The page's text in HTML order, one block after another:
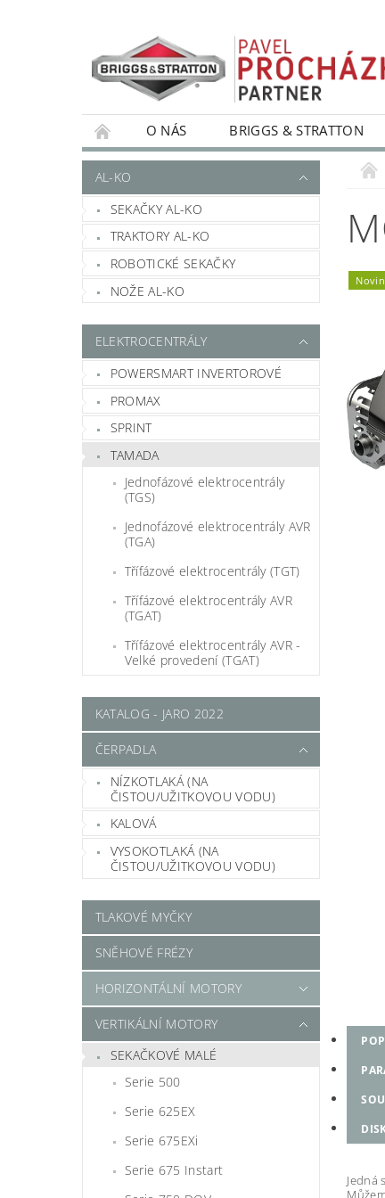
O NÁS BRIGGS & STRATTON
AL-KO
SEKAČKY AL-KO
TRAKTORY AL-KO
ROBOTICKÉ SEKAČKY
NOŽE AL-KO
ELEKTROCENTRÁLY
POWERSMART INVERTOROVÉ
PROMAX
SPRINT
TAMADA
Jednofázové elektrocentrály
(TGS)
Jednofázové elektrocentrály AVR
(TGA)
Třífázové elektrocentrály (TGT)
Třífázové elektrocentrály AVR
(TGAT)
Třífázové elektrocentrály AVR -
Velké provedení (TGAT)
KATALOG - JARO 2022
ČERPADLA
NÍZKOTLAKÁ (NA
ČISTOU/UŽITKOVOU VODU)
KALOVÁ
VYSOKOTLAKÁ (NA
ČISTOU/UŽITKOVOU VODU)
TLAKOVÉ MYČKY
SNĚHOVÉ FRÉZY
HORIZONTÁLNÍ MOTORY
VERTIKÁLNÍ MOTORY
SEKAČKOVÉ MALÉ
Serie 500
Serie 625EX
Serie 675EXi
Serie 675 Instart
Jedná